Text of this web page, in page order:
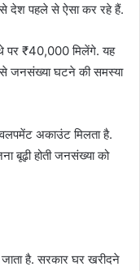
से देश पहले से ऐसा कर रहे हैं.
पर ₹40,000 मिलेंगे. यह
जनसंख्या घटने की समस्या
अकाउंट मिलता है.
बूढ़ी होती जनसंख्या को
है. सरकार घर खरीदने